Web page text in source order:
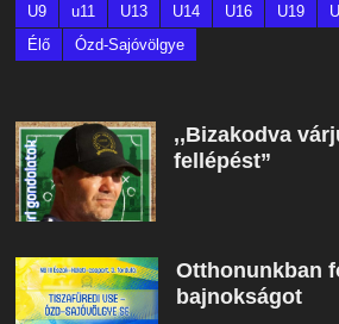
U9
u11 U13 U14 U16 U19
Élő
Ózd-Sajóvölgye
,,Bizakodva
fellépést”
Otthonunkban
bajnokságot